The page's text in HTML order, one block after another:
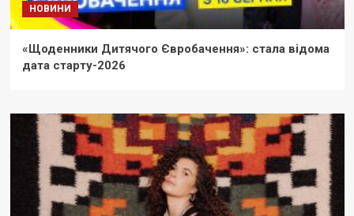
НОВИНИ
«Щоденники Дитячого Євробачення»: стала відома
дата старту-2026